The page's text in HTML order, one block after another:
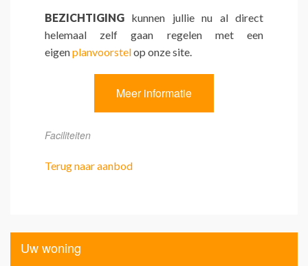
BEZICHTIGING kunnen jullie nu al direct
helemaal zelf gaan regelen met een
eigenplanvoorstelop onze site.
Meer informatie
Faciliteiten
Terug naar aanbod
Uw woning